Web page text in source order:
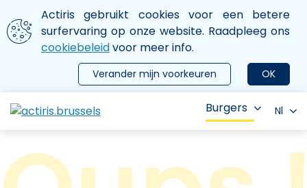
Aller au contenu principal
We gebruiken cookies
Actiris gebruikt cookies voor een betere
surfervaring op onze website. Raadpleeg ons
cookiebeleidvoor meer info.
OK
Verander mijn voorkeuren
le menu
Burgers Nl